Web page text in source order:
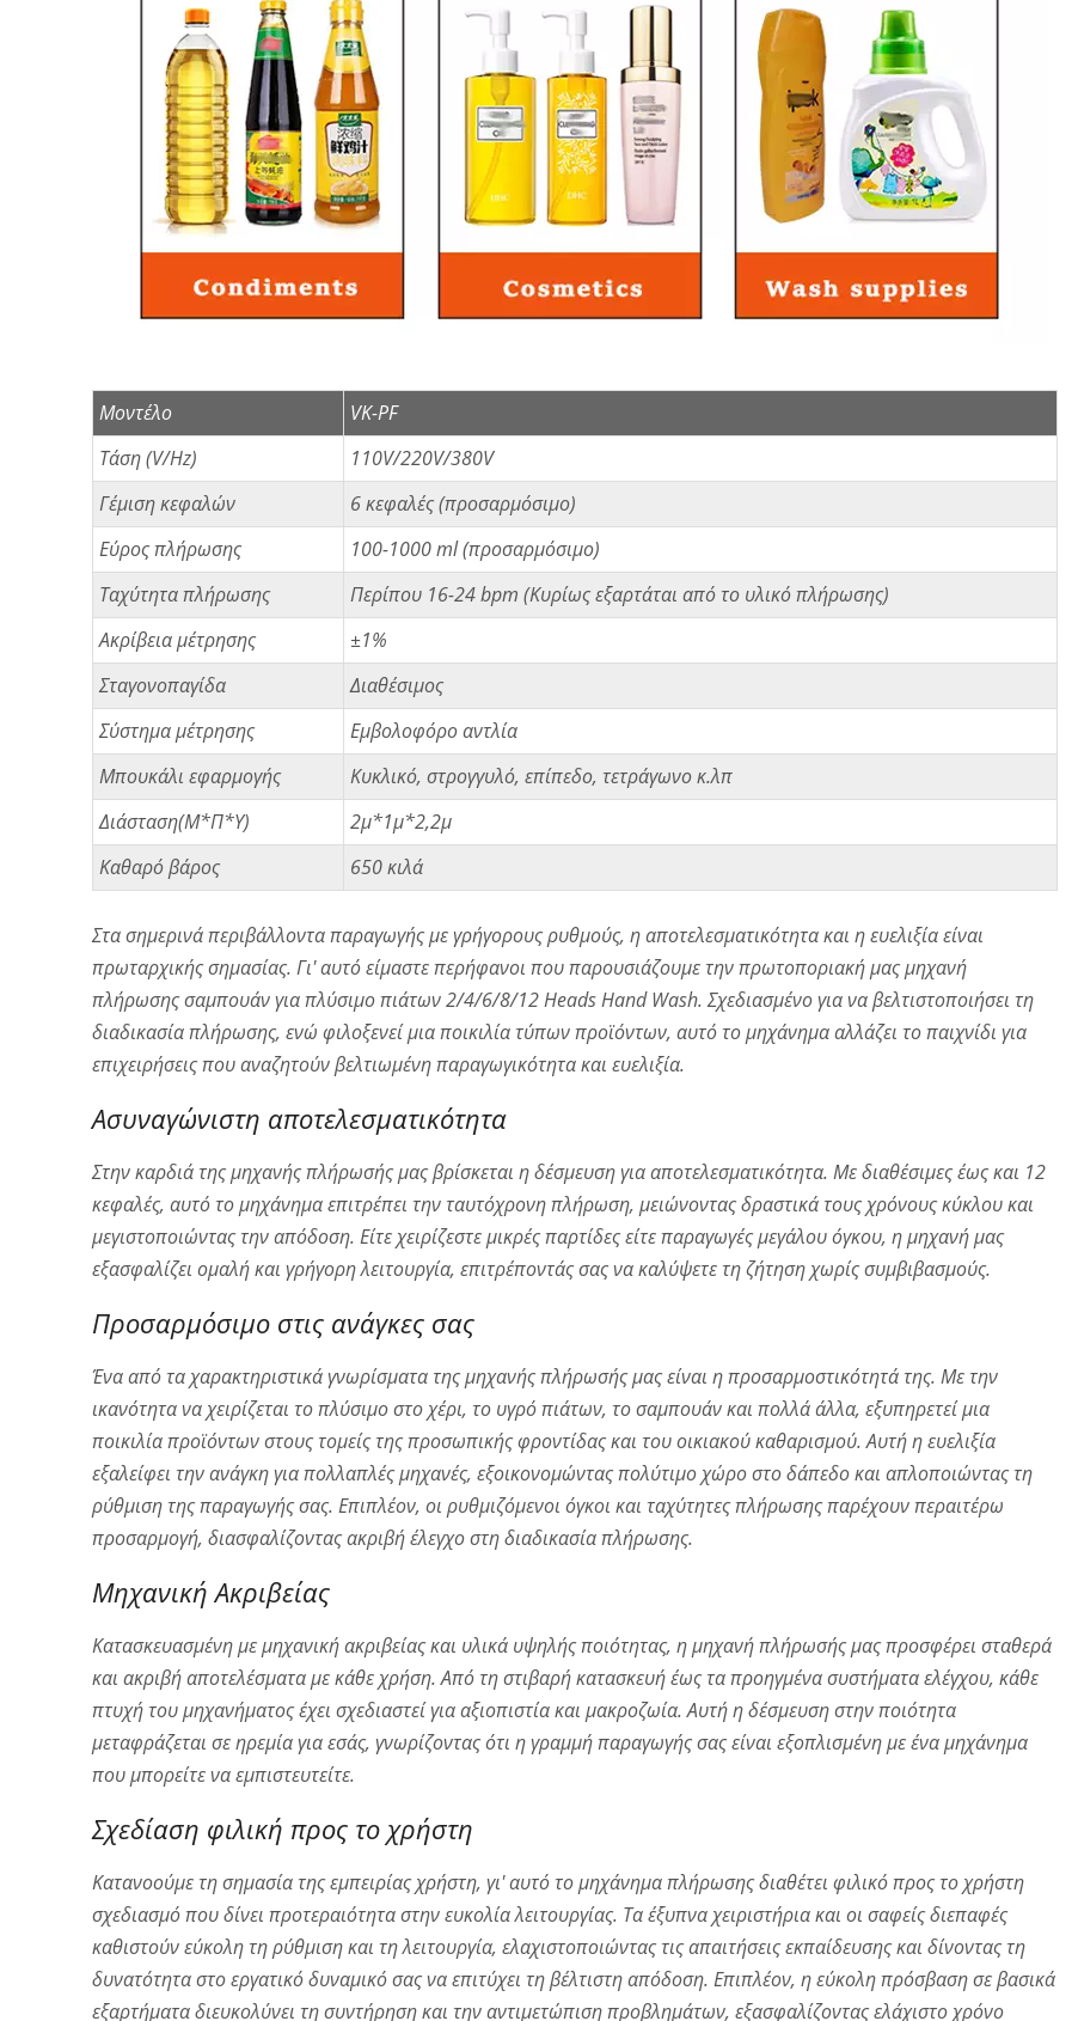
Μοντέλο
VK-PF
Τάση (V/Hz)
110V/220V/380V
Γέμιση κεφαλών
6 κεφαλές (προσαρμόσιμο)
Εύρος πλήρωσης
100-1000 ml (προσαρμόσιμο)
Ταχύτητα πλήρωσης
Περίπου 16-24 bpm (Κυρίως εξαρτάται από το υλικό πλήρωσης)
Ακρίβεια μέτρησης
±1%
Σταγονοπαγίδα
Διαθέσιμος
Σύστημα μέτρησης
Εμβολοφόρο αντλία
Μπουκάλι εφαρμογής
Κυκλικό, στρογγυλό, επίπεδο, τετράγωνο κ.λπ
Διάσταση(Μ*Π*Υ)
2μ*1μ*2,2μ
Καθαρό βάρος
650 κιλά
Στα σημερινά περιβάλλοντα παραγωγής με γρήγορους ρυθμούς, η αποτελεσματικότητα και η ευελιξία είναι
πρωταρχικής σημασίας. Γι' αυτό είμαστε περήφανοι που παρουσιάζουμε την πρωτοποριακή μας μηχανή
πλήρωσης σαμπουάν για πλύσιμο πιάτων 2/4/6/8/12 Heads Hand Wash. Σχεδιασμένο για να βελτιστοποιήσει τη
διαδικασία πλήρωσης, ενώ φιλοξενεί μια ποικιλία τύπων προϊόντων, αυτό το μηχάνημα αλλάζει το παιχνίδι για
επιχειρήσεις που αναζητούν βελτιωμένη παραγωγικότητα και ευελιξία.
Ασυναγώνιστη αποτελεσματικότητα
Στην καρδιά της μηχανής πλήρωσής μας βρίσκεται η δέσμευση για αποτελεσματικότητα. Με διαθέσιμες έως και 12
κεφαλές, αυτό το μηχάνημα επιτρέπει την ταυτόχρονη πλήρωση, μειώνοντας δραστικά τους χρόνους κύκλου και
μεγιστοποιώντας την απόδοση. Είτε χειρίζεστε μικρές παρτίδες είτε παραγωγές μεγάλου όγκου, η μηχανή μας
εξασφαλίζει ομαλή και γρήγορη λειτουργία, επιτρέποντάς σας να καλύψετε τη ζήτηση χωρίς συμβιβασμούς.
Προσαρμόσιμο στις ανάγκες σας
Ένα από τα χαρακτηριστικά γνωρίσματα της μηχανής πλήρωσής μας είναι η προσαρμοστικότητά της. Με την
ικανότητα να χειρίζεται το πλύσιμο στο χέρι, το υγρό πιάτων, το σαμπουάν και πολλά άλλα, εξυπηρετεί μια
ποικιλία προϊόντων στους τομείς της προσωπικής φροντίδας και του οικιακού καθαρισμού. Αυτή η ευελιξία
εξαλείφει την ανάγκη για πολλαπλές μηχανές, εξοικονομώντας πολύτιμο χώρο στο δάπεδο και απλοποιώντας τη
ρύθμιση της παραγωγής σας. Επιπλέον, οι ρυθμιζόμενοι όγκοι και ταχύτητες πλήρωσης παρέχουν περαιτέρω
προσαρμογή, διασφαλίζοντας ακριβή έλεγχο στη διαδικασία πλήρωσης.
Μηχανική Ακριβείας
Κατασκευασμένη με μηχανική ακριβείας και υλικά υψηλής ποιότητας, η μηχανή πλήρωσής μας προσφέρει σταθερά
και ακριβή αποτελέσματα με κάθε χρήση. Από τη στιβαρή κατασκευή έως τα προηγμένα συστήματα ελέγχου, κάθε
πτυχή του μηχανήματος έχει σχεδιαστεί για αξιοπιστία και μακροζωία. Αυτή η δέσμευση στην ποιότητα
μεταφράζεται σε ηρεμία για εσάς, γνωρίζοντας ότι η γραμμή παραγωγής σας είναι εξοπλισμένη με ένα μηχάνημα
που μπορείτε να εμπιστευτείτε.
Σχεδίαση φιλική προς το χρήστη
Κατανοούμε τη σημασία της εμπειρίας χρήστη, γι' αυτό το μηχάνημα πλήρωσης διαθέτει φιλικό προς το χρήστη
σχεδιασμό που δίνει προτεραιότητα στην ευκολία λειτουργίας. Τα έξυπνα χειριστήρια και οι σαφείς διεπαφές
καθιστούν εύκολη τη ρύθμιση και τη λειτουργία, ελαχιστοποιώντας τις απαιτήσεις εκπαίδευσης και δίνοντας τη
δυνατότητα στο εργατικό δυναμικό σας να επιτύχει τη βέλτιστη απόδοση. Επιπλέον, η εύκολη πρόσβαση σε βασικά
εξαρτήματα διευκολύνει τη συντήρηση και την αντιμετώπιση προβλημάτων, εξασφαλίζοντας ελάχιστο χρόνο